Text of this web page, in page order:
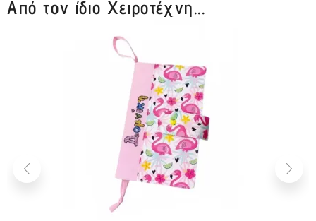
Από τον ίδιο Χειροτέχνη...